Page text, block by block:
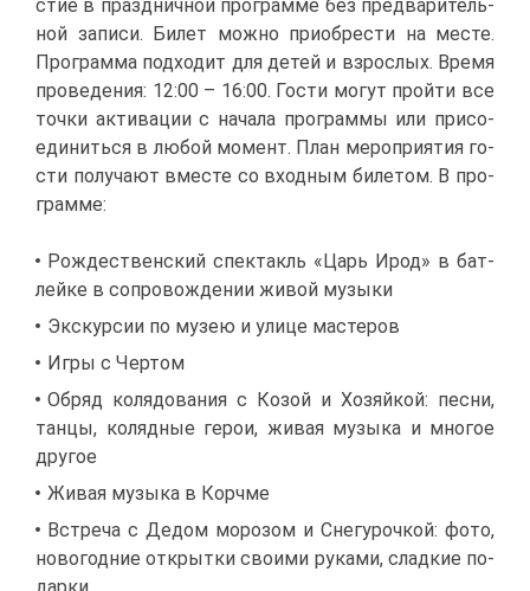
стие в празд­нич­ной про­грам­ме без пред­ва­ри­тель­
ной за­пи­си. Би­лет мож­но при­об­ре­сти на ме­сте.
Про­грам­ма под­хо­дит для де­тей и взрос­лых. Вре­мя
про­ве­де­ния: 12:00 – 16:00. Го­сти мо­гут прой­ти все
точ­ки ак­ти­ва­ции с на­ча­ла про­грам­мы или при­со­
еди­нить­ся в лю­бой мо­мент. План ме­ро­при­я­тия го­
сти по­лу­ча­ют вме­сте со вход­ным би­ле­том. В про­
грам­ме:
Рож­де­ствен­ский спек­такль «Царь Ирод» в бат­
лей­ке в со­про­вож­де­нии жи­вой му­зы­ки
Экс­кур­сии по му­зею и ули­це ма­сте­ров
Иг­ры с Чер­том
Об­ряд ко­ля­до­ва­ния с Ко­зой и Хо­зяй­кой: пес­ни,
тан­цы, ко­ляд­ные ге­рои, жи­вая му­зы­ка и мно­гое
дру­гое
Жи­вая му­зы­ка в Корч­ме
Встре­ча с Де­дом мо­ро­зом и Сне­гу­роч­кой: фо­то,
но­во­год­ние от­крыт­ки сво­и­ми ру­ка­ми, слад­кие по­